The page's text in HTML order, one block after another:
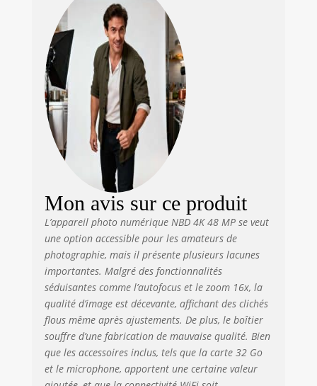
capturer des
moments
incroyables avec
une clarté
exceptionnelle. La
caméra de
vlogging dispose
d'un écran tactile
rotatif de 3 pouces
(3") à 180 degrés,
voitures un jeu
d'enfant.
Enregistrez vos
photos ou
visualisez votre
enregistrement
lorsque vous
bloguez sous tous
les angles.
Plusieurs appareils
photo numériques
S : équipé d'un
grand angle
Mon avis sur ce produit
L’appareil photo numérique NBD 4K 48 MP se veut
une option accessible pour les amateurs de
photographie, mais il présente plusieurs lacunes
importantes. Malgré des fonctionnalités
séduisantes comme l’autofocus et le zoom 16x, la
qualité d’image est décevante, affichant des clichés
flous même après ajustements. De plus, le boîtier
souffre d’une fabrication de mauvaise qualité. Bien
que les accessoires inclus, tels que la carte 32 Go
et le microphone, apportent une certaine valeur